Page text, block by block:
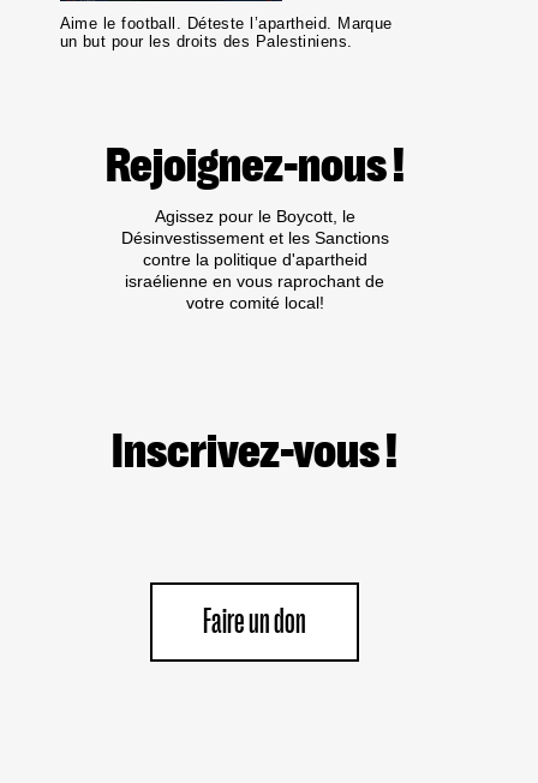
Aime le football. Déteste l’apartheid. Marque
un but pour les droits des Palestiniens.
Rejoignez-nous !
Agissez pour le Boycott, le
Désinvestissement et les Sanctions
contre la politique d'apartheid
israélienne en vous raprochant de
votre comité local!
Inscrivez-vous !
Faire un don